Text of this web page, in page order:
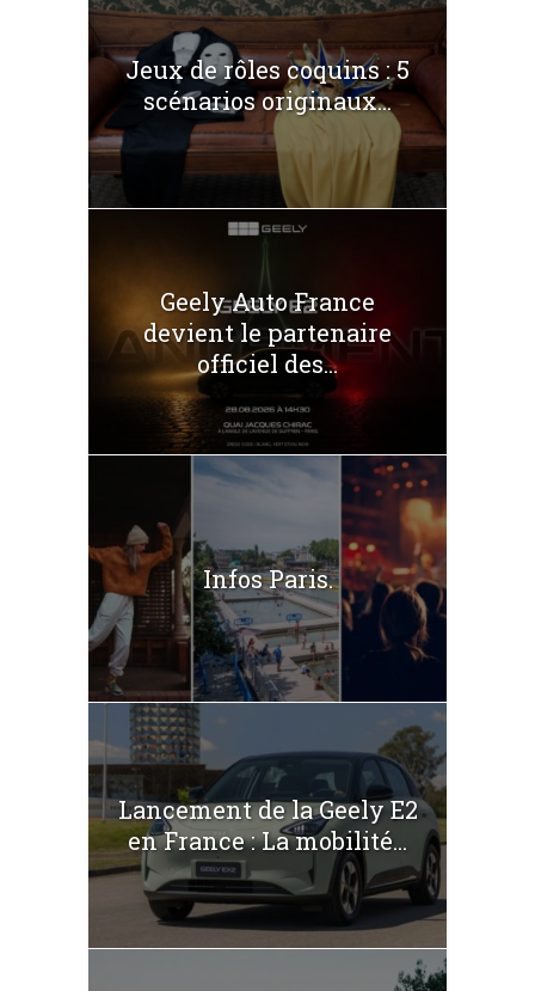
Jeux de rôles coquins : 5
scénarios originaux...
Geely Auto France
devient le partenaire
officiel des...
Infos Paris.
Lancement de la Geely E2
en France : La mobilité...